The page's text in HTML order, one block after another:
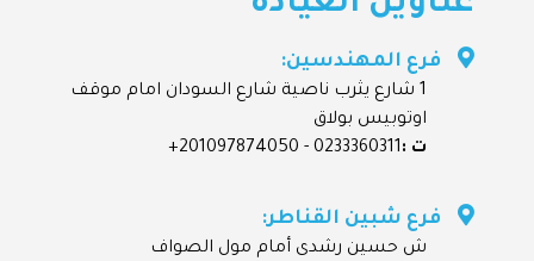
فرع المهندسين:
1 شارع يثرب ناصية شارع السودان امام موقف
اوتوبيس بولاق
ت :0233360311 -
201097874050+
فرع شبين القناطر:
ش حسين رشدى أمام مول الصواف